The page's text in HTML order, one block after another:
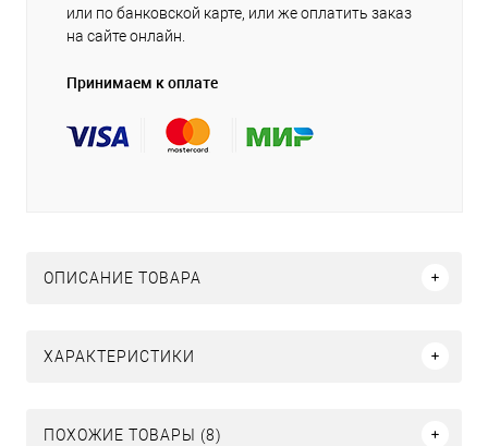
или по банковской карте, или же оплатить заказ
на сайте онлайн.
Принимаем к оплате
ОПИСАНИЕ ТОВАРА
ХАРАКТЕРИСТИКИ
ПОХОЖИЕ ТОВАРЫ (8)